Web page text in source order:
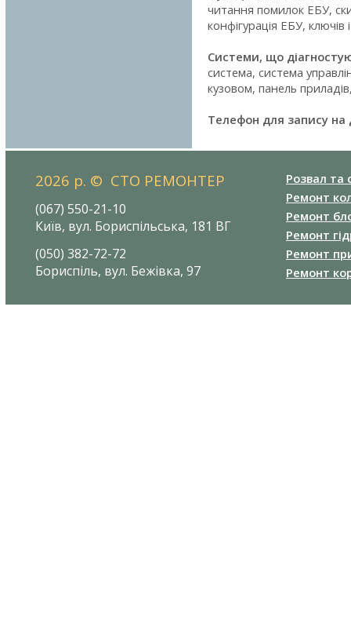
читання помилок ЕБУ,
конфігурація ЕБУ, ключів
Системи, що
система, система
кузовом, панель
Телефон для запису на
2026 р. © СТО РЕМОНТЕР
(067) 550-21-10
Київ, вул. Бориспільська, 181 ВГ
(050) 382-72-72
Бориспіль, вул. Бежівка, 97
Розвал та
Ремонт
Ремонт
Ремонт
Ремонт
Ремонт